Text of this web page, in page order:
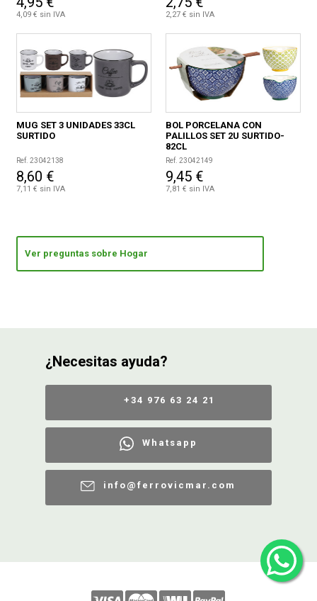
4,09 € sin IVA 2,27 € sin IVA
MUG SET 3 UNIDADES 33CL
SURTIDO
Ref. 23042138
8,60 €
7,11 € sin IVA
BOL PORCELANA CON
PALILLOS SET 2U SURTIDO-
82CL
Ref. 23042149
9,45 €
7,81 € sin IVA
Ver preguntas sobre Hogar
¿Necesitas ayuda?
+34 976 63 24 21
Whatsapp
info@ferrovicmar.com